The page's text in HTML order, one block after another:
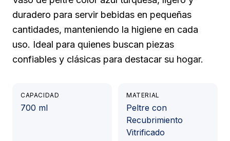
duradero para servir bebidas en pequeñas
cantidades, manteniendo la higiene en cada
uso. Ideal para quienes buscan piezas
confiables y clásicas para destacar su hogar.
CAPACIDAD
700 ml
MATERIAL
Peltre con
Recubrimiento
Vitrificado